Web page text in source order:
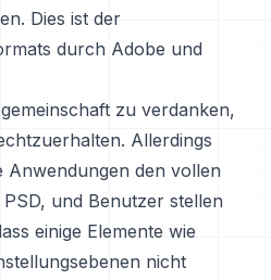
Dies ist der
durch Adobe und
zu verdanken,
Allerdings
Anwendungen den vollen
und Benutzer stellen
einige Elemente wie
nicht